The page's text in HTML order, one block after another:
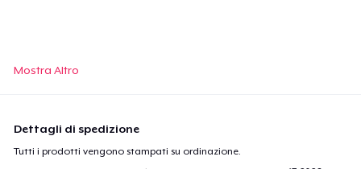
Mostra Altro
Dettagli di spedizione
Tutti i prodotti vengono stampati su ordinazione.